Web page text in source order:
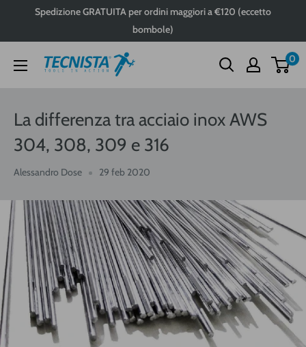
Spedizione GRATUITA per ordini maggiori a €120 (eccetto
bombole)
Tecnista 0
La differenza tra acciaio inox AWS
304, 308, 309 e 316
Alessandro Dose 29 feb 2020